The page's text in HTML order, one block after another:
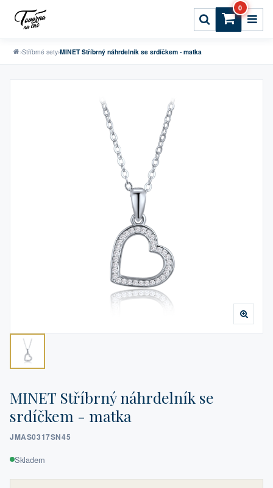
0
›Stříbrné sety›MINET Stříbrný náhrdelník se srdíčkem - matka
MINET Stříbrný náhrdelník se
srdíčkem - matka
JMAS0317SN45
Skladem